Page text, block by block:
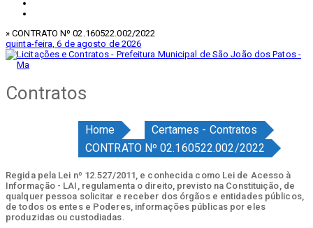
» CONTRATO Nº 02.160522.002/2022
quinta-feira, 6 de agosto de 2026
Contratos
Home
Certames - Contratos
CONTRATO Nº 02.160522.002/2022
Regida pela Lei nº 12.527/2011, e conhecida como Lei de Acesso à
Informação - LAI, regulamenta o direito, previsto na Constituição, de
qualquer pessoa solicitar e receber dos órgãos e entidades públicos,
de todos os entes e Poderes, informações públicas por eles
produzidas ou custodiadas.